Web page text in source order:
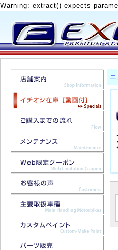
Warning: extract() expects